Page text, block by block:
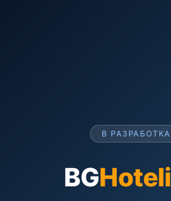
В РАЗРАБОТКА
BGHoteli